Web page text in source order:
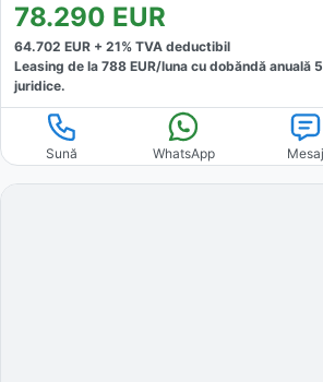
78.290 EUR
64.702 EUR + 21% TVA deductibil
Leasing de la 788 EUR/luna cu dobăndă anuală
juridice.
Sună WhatsApp Mesaj